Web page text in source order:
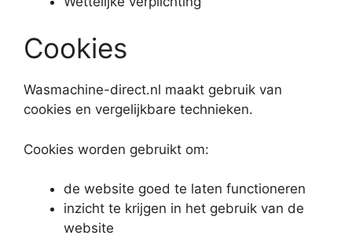
Cookies
Wasmachine-direct.nl maakt gebruik van
cookies en vergelijkbare technieken.
Cookies worden gebruikt om:
de website goed te laten functioneren
inzicht te krijgen in het gebruik van de
website